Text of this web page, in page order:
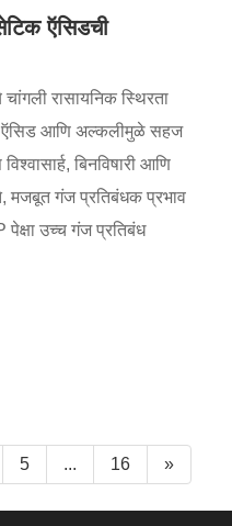
ऍसिडची
रासायनिक स्थिरता
आणि अल्कलीमुळे सहज
बिनविषारी आणि
मजबूत गंज प्रतिबंधक प्रभाव
उच्च गंज प्रतिबंध
5 ... 16 »